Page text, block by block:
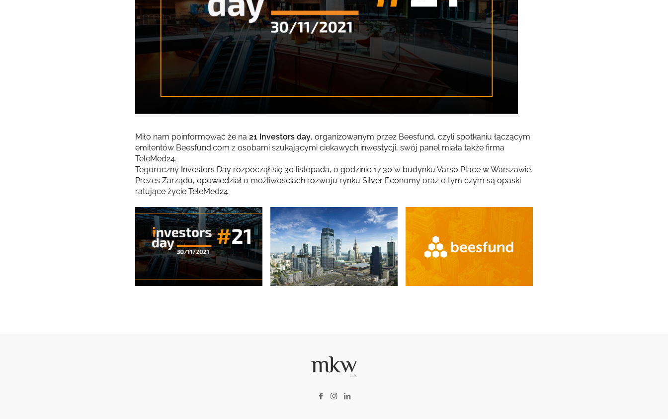
Miło nam poinformować że na 21 Investors day, organizowanym przez Beesfund, czyli spotkaniu łączącym
emitentów Beesfund.com z osobami szukającymi ciekawych inwestycji, swój panel miała także firma
TeleMed24.
Tegoroczny Investors Day rozpoczął się 30 listopada, o godzinie 17:30 w budynku Varso Place w Warszawie.
Prezes Zarządu, opowiedział o możliwościach rozwoju rynku Silver Economy oraz o tym czym są opaski
ratujące życie TeleMed24.